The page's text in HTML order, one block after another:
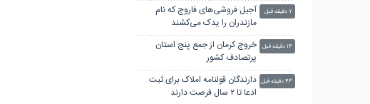
آجیل فروشی‌های فاروج که نام‌
مازندران را یدک می‌کشند
۷ دقیقه قبل
خروج کرمان از جمع پنج استان
پرتصادف کشور
۱۴ دقیقه قبل
دارندگان قولنامه املاک برای ثبت
ادعا تا ۲ سال فرصت دارند
۴۳ دقیقه قبل